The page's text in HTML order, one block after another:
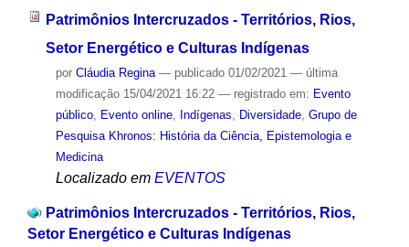
Patrimônios Intercruzados - Territórios, Rios,
Setor Energético e Culturas Indígenas
por Cláudia Regina — publicado01/02/2021 — última
modificação15/04/2021 16:22 — registrado em: Evento
público, Evento online, Indígenas Diversidade, Grupo de
Pesquisa Khronos: História da Ciência, Epistemologia e
Medicina
Localizado em EVENTOS
Patrimônios Intercruzados - Territórios, Rios,
Setor Energético e Culturas Indígenas